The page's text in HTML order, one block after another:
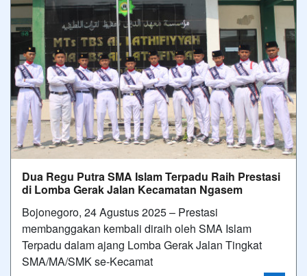
Dua Regu Putra SMA Islam Terpadu Raih Prestasi
di Lomba Gerak Jalan Kecamatan Ngasem
Bojonegoro, 24 Agustus 2025 – Prestasi
membanggakan kembali diraih oleh SMA Islam
Terpadu dalam ajang Lomba Gerak Jalan Tingkat
SMA/MA/SMK se-Kecamat